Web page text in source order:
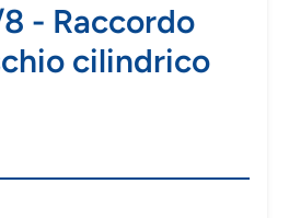
- Raccordo
cilindrico